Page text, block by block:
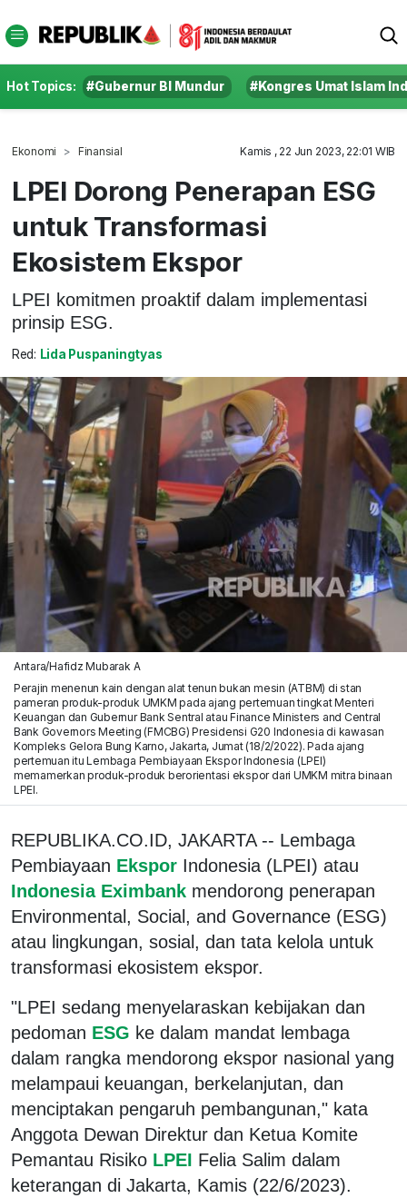
Hot Topics: #Gubernur BI Mundur #Kongres Umat Islam
Ekonomi Finansial Kamis , 22 Jun 2023, 22:01 WIB
LPEI Dorong Penerapan ESG
untuk Transformasi
Ekosistem Ekspor
LPEI komitmen proaktif dalam implementasi
prinsip ESG.
Red: Lida Puspaningtyas
Antara/Hafidz Mubarak A
Perajin menenun kain dengan alat tenun bukan mesin (ATBM) di stan
pameran produk-produk UMKM pada ajang pertemuan tingkat Menteri
Keuangan dan Gubernur Bank Sentral atau Finance Ministers and Central
Bank Governors Meeting (FMCBG) Presidensi G20 Indonesia di kawasan
Kompleks Gelora Bung Karno, Jakarta, Jumat (18/2/2022). Pada ajang
pertemuan itu Lembaga Pembiayaan Ekspor Indonesia (LPEI)
memamerkan produk-produk berorientasi ekspor dari UMKM mitra binaan
LPEI.
REPUBLIKA.CO.ID, JAKARTA -- Lembaga
Pembiayaan Ekspor Indonesia (LPEI) atau
Indonesia Eximbank mendorong penerapan
Environmental, Social, and Governance (ESG)
atau lingkungan, sosial, dan tata kelola untuk
transformasi ekosistem ekspor.
"LPEI sedang menyelaraskan kebijakan dan
pedoman ESG ke dalam mandat lembaga
dalam rangka mendorong ekspor nasional yang
melampaui keuangan, berkelanjutan, dan
menciptakan pengaruh pembangunan," kata
Anggota Dewan Direktur dan Ketua Komite
Pemantau Risiko LPEI Felia Salim dalam
keterangan di Jakarta, Kamis (22/6/2023).